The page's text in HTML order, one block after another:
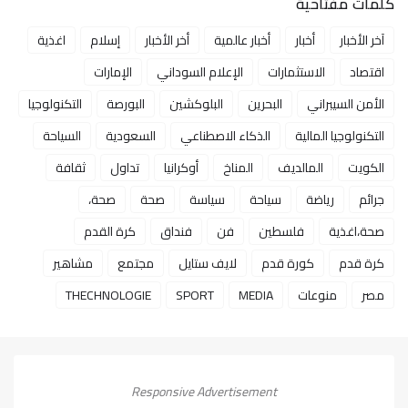
آخر الأخبار أخبار أخبار عالمية أخر الأخبار إسلام
اغذية
اقتصاد
الاستثمارات الإعلام السوداني
الإمارات
الأمن السيبراني
البحرين البلوكشين البورصة
التكنولوجيا
التكنولوجيا المالية
الذكاء الاصطناعي السعودية
السياحة
الكويت
المالديف المناخ أوكرانيا تداول
ثقافة
جرائم
رياضة سياحة سياسة صحة
صحة،
صحة،اغذية
فلسطين فن فنداق
كرة القدم
كرة قدم
كورة قدم لايف ستايل مجتمع
مشاهير
مصر
منوعات MEDIA
SPORT
THECHNOLOGIE
Responsive Advertisement